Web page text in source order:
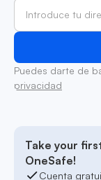
Puedes darte de
privacidad
Take your
OneSafe!
Cuenta